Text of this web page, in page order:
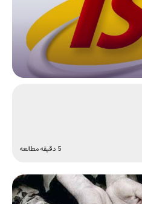
5 دقیقه مطالعه